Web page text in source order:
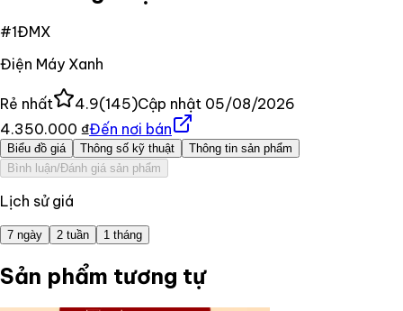
#1ĐMX
Điện Máy Xanh
Rẻ nhất 4.9(145)Cập nhật 05/08/2026
4.350.000 ₫Đến nơi bán
Biểu đồ giá Thông số kỹ thuật
Thông tin sản phẩm
Bình luận/Đánh giá sản phẩm
Lịch sử giá
7 ngày 2 tuần 1 tháng
Sản phẩm tương tự